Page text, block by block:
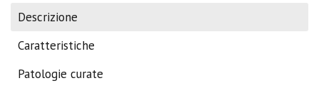
Descrizione
Caratteristiche
Patologie curate